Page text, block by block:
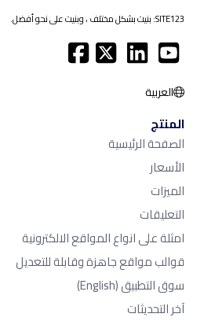
SITE123: بنيت بشكل مختلف ، وبنيت على نحو أفضل.
العربية
المنتج
الصفحة الرئيسية
الأسعار
الميزات
التعليقات
امثلة على انواع المواقع الالكترونية
قوالب مواقع جاهزة وقابلة للتعديل
سوق التطبيق(English)
آخر التحديثات